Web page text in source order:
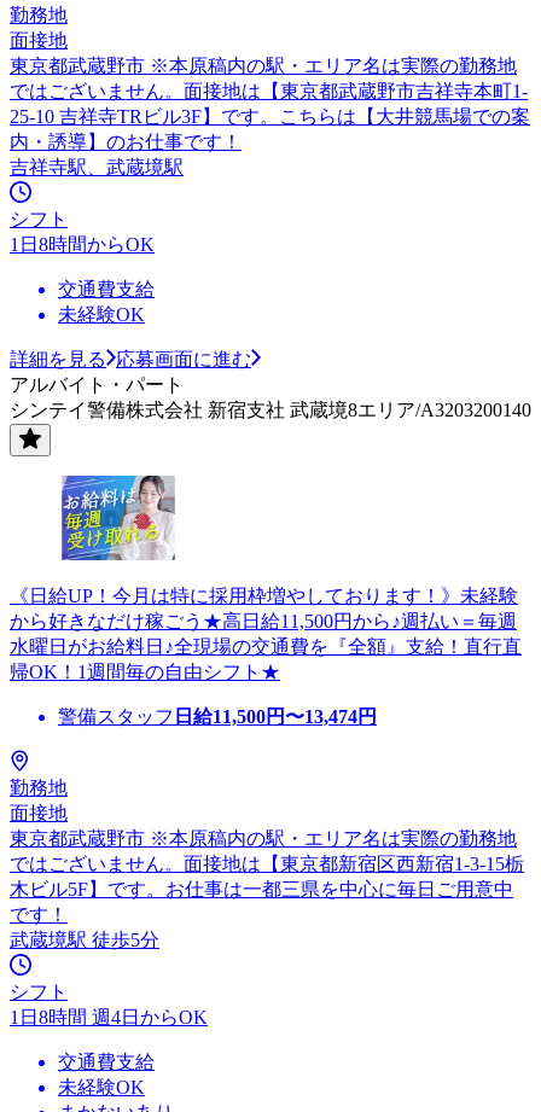
勤務地
面接地
東京都武蔵野市 ※本原稿内の駅・エリア名は実際の勤務地
ではございません。面接地は【東京都武蔵野市吉祥寺本町1-
25-10 吉祥寺TRビル3F】です。こちらは【大井競馬場での案
内・誘導】のお仕事です！
吉祥寺駅、武蔵境駅
シフト
1日8時間からOK
交通費支給
未経験OK
詳細を見る
応募画面に進む
アルバイト・パート
シンテイ警備株式会社 新宿支社 武蔵境8エリア/A3203200140
《日給UP！今月は特に採用枠増やしております！》未経験
から好きなだけ稼ごう★高日給11,500円から♪週払い＝毎週
水曜日がお給料日♪全現場の交通費を『全額』支給！直行直
帰OK！1週間毎の自由シフト★
警備スタッフ 日給11,500円〜13,474円
勤務地
面接地
東京都武蔵野市 ※本原稿内の駅・エリア名は実際の勤務地
ではございません。面接地は【東京都新宿区西新宿1-3-15栃
木ビル5F】です。お仕事は一都三県を中心に毎日ご用意中
です！
武蔵境駅 徒歩5分
シフト
1日8時間 週4日からOK
交通費支給
未経験OK